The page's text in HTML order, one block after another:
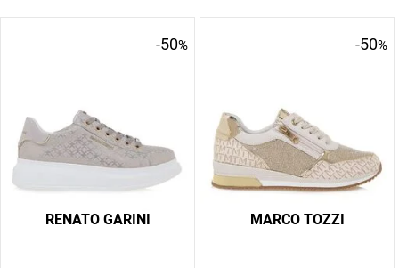
-50%
RENATO GARINI
-50%
MARCO TOZZI